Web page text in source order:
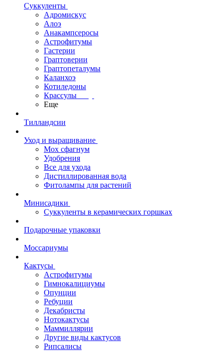
Суккуленты
Адромискус
Алоэ
Анакампсеросы
Астрофитумы
Гастерии
Граптоверии
Граптопеталумы
Каланхоэ
Котиледоны
Крассулы
Еще
Тилландсии
Уход и выращивание
Мох сфагнум
Удобрения
Все для ухода
Дистиллированная вода
Фитолампы для растений
Минисадики
Суккуленты в керамических горшках
Подарочные упаковки
Моссариумы
Кактусы
Астрофитумы
Гимнокалициумы
Опунции
Ребуции
Декабристы
Нотокактусы
Маммиллярии
Другие виды кактусов
Рипсалисы